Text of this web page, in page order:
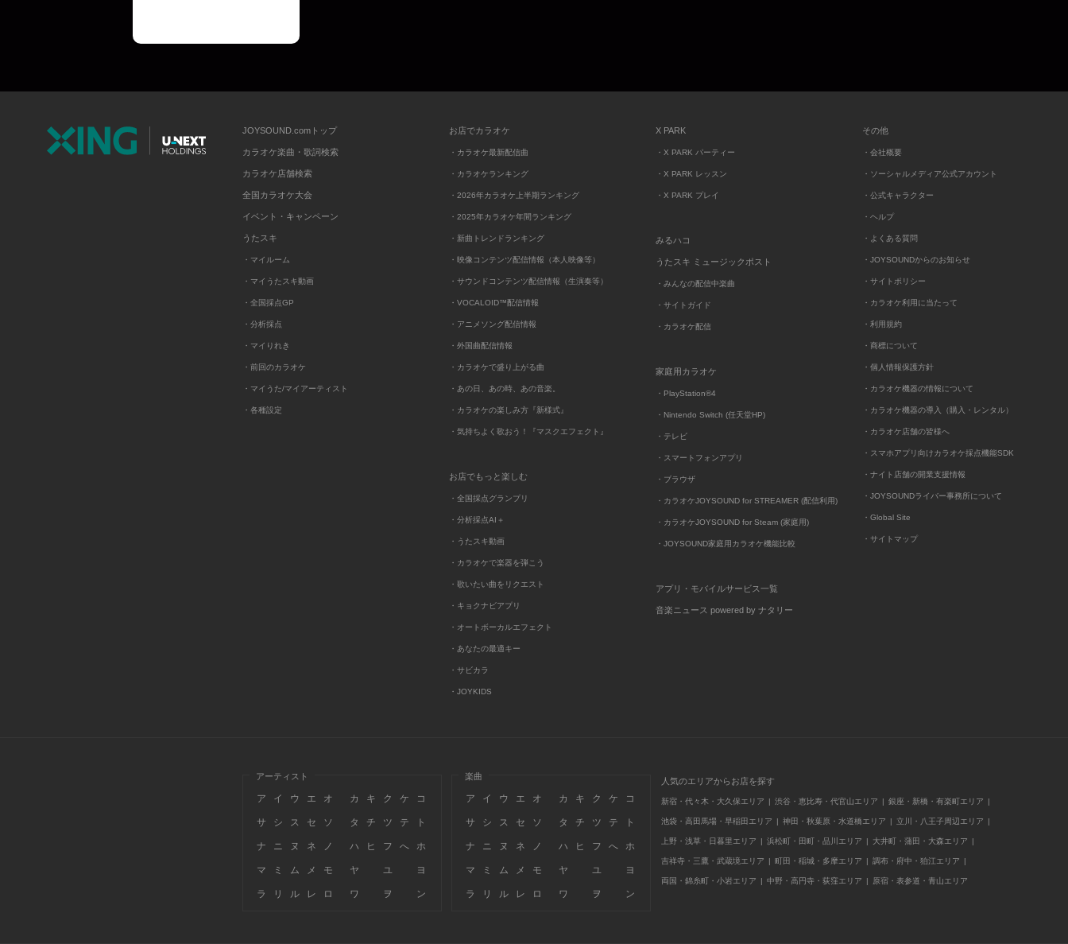
JOYSOUND.comトップ
カラオケ楽曲・歌詞検索
カラオケ店舗検索
全国カラオケ大会
イベント・キャンペーン
うたスキ
・マイルーム
・マイうたスキ動画
・全国採点GP
・分析採点
・マイりれき
・前回のカラオケ
・マイうた/マイアーティスト
・各種設定
お店でカラオケ
・カラオケ最新配信曲
・カラオケランキング
・2026年カラオケ上半期ランキング
・2025年カラオケ年間ランキング
・新曲トレンドランキング
・映像コンテンツ配信情報（本人映像等）
・サウンドコンテンツ配信情報（生演奏等）
・VOCALOID™配信情報
・アニメソング配信情報
・外国曲配信情報
・カラオケで盛り上がる曲
・あの日、あの時、あの音楽。
・カラオケの楽しみ方『新様式』
・気持ちよく歌おう！『マスクエフェクト』
お店でもっと楽しむ
・全国採点グランプリ
・分析採点AI＋
・うたスキ動画
・カラオケで楽器を弾こう
・歌いたい曲をリクエスト
・キョクナビアプリ
・オートボーカルエフェクト
・あなたの最適キー
・サビカラ
・JOYKIDS
X PARK
・X PARK パーティー
・X PARK レッスン
・X PARK プレイ
みるハコ
うたスキ ミュージックポスト
・みんなの配信中楽曲
・サイトガイド
・カラオケ配信
家庭用カラオケ
・PlayStation®4
・Nintendo Switch (任天堂HP)
・テレビ
・スマートフォンアプリ
・ブラウザ
・カラオケJOYSOUND for STREAMER (配信利用)
・カラオケJOYSOUND for Steam (家庭用)
・JOYSOUND家庭用カラオケ機能比較
アプリ・モバイルサービス一覧
音楽ニュース powered by ナタリー
その他
・会社概要
・ソーシャルメディア公式アカウント
・公式キャラクター
・ヘルプ
・よくある質問
・JOYSOUNDからのお知らせ
・サイトポリシー
・カラオケ利用に当たって
・利用規約
・商標について
・個人情報保護方針
・カラオケ機器の情報について
・カラオケ機器の導入（購入・レンタル）
・カラオケ店舗の皆様へ
・スマホアプリ向けカラオケ採点機能SDK
・ナイト店舗の開業支援情報
・JOYSOUNDライバー事務所について
・Global Site
・サイトマップ
アーティスト
ア イ ウ エ オ カ キ ク ケ コ
サ シ ス セ ソ タ チ ツ テ ト
ナ ニ ヌ ネ ノ ハ ヒ フ へ ホ
マ ミ ム メ モ ヤ ユ ヨ
ラ リ ル レ ロ ワ ヲ ン
楽曲
ア イ ウ エ オ カ キ ク ケ コ
サ シ ス セ ソ タ チ ツ テ ト
ナ ニ ヌ ネ ノ ハ ヒ フ へ ホ
マ ミ ム メ モ ヤ ユ ヨ
ラ リ ル レ ロ ワ ヲ ン
人気のエリアからお店を探す
新宿・代々木・大久保エリア 渋谷・恵比寿・代官山エリア 銀座・新橋・有楽町エリア
池袋・高田馬場・早稲田エリア 神田・秋葉原・水道橋エリア 立川・八王子周辺エリア
上野・浅草・日暮里エリア 浜松町・田町・品川エリア 大井町・蒲田・大森エリア
吉祥寺・三鷹・武蔵境エリア 町田・稲城・多摩エリア 調布・府中・狛江エリア
両国・錦糸町・小岩エリア 中野・高円寺・荻窪エリア 原宿・表参道・青山エリア